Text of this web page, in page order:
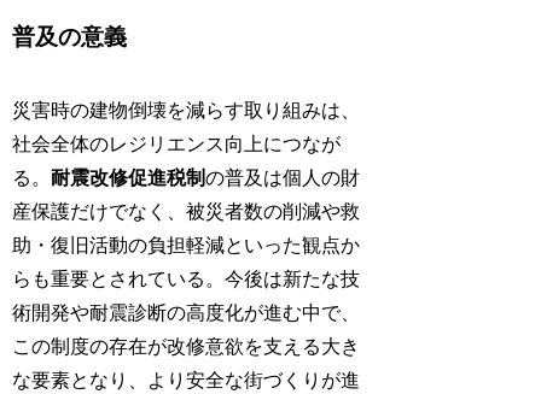
普及の意義
災害時の建物倒壊を減らす取り組みは、
社会全体のレジリエンス向上につなが
る。耐震改修促進税制の普及は個人の財
産保護だけでなく、被災者数の削減や救
助・復旧活動の負担軽減といった観点か
らも重要とされている。今後は新たな技
術開発や耐震診断の高度化が進む中で、
この制度の存在が改修意欲を支える大き
な要素となり、より安全な街づくりが進